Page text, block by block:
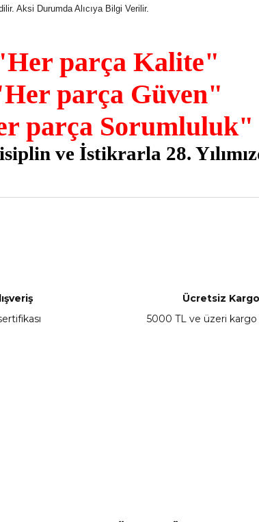
Aksi Durumda Alıcıya Bilgi Verilir.
parça Kalite"
parça Güven"
parça Sorumluluk"
ve İstikrarla 28.
Ücretsiz Kargo
5000 TL ve üzeri kargo